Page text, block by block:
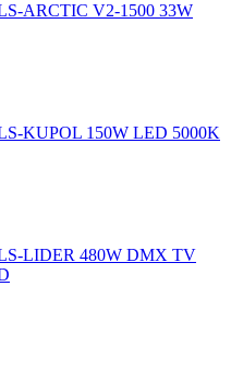
ARCTIC V2-1500 33W
KUPOL 150W LED 5000K
LIDER 480W DMX TV